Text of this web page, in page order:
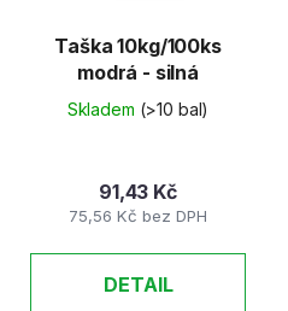
Taška 10kg/100ks
modrá - silná
Skladem (>10 bal)
75,56 Kč bez DPH
91,43 Kč
DETAIL